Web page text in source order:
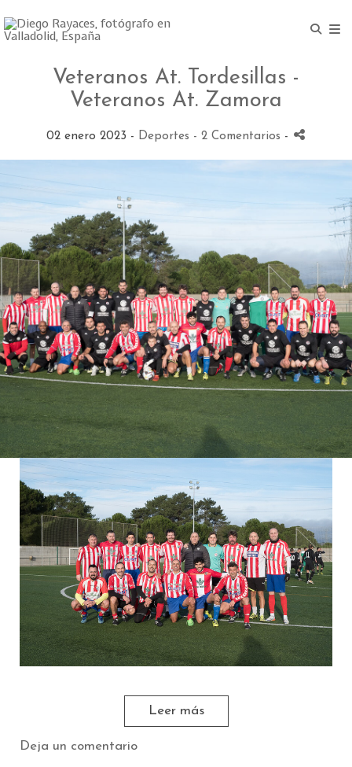
Veteranos At. Tordesillas -
Veteranos At. Zamora
02 enero 2023 - Deportes - 2 Comentarios -
Leer más
Deja un comentario